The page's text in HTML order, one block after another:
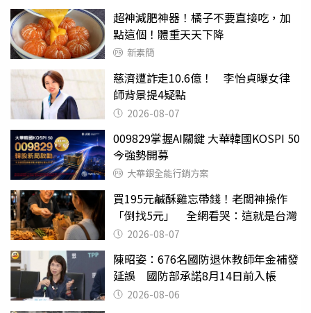
超神減肥神器！橘子不要直接吃，加
點這個！體重天天下降
新素簡
慈濟遭詐走10.6億！ 李怡貞曝女律
師背景提4疑點
2026-08-07
009829掌握AI關鍵 大華韓國KOSPI 50
今強勢開募
大華銀全能行銷方案
買195元鹹酥雞忘帶錢！老闆神操作
「倒找5元」 全網看哭：這就是台灣
2026-08-07
陳昭姿：676名國防退休教師年金補發
延誤 國防部承諾8月14日前入帳
2026-08-06